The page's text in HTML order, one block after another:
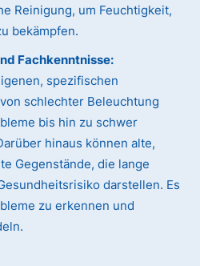
Reinigung, um Feuchtigkeit,
bekämpfen.
Fachkenntnisse:
spezifischen
schlechter Beleuchtung
bis hin zu schwer
hinaus können alte,
Gegenstände, die lange
darstellen. Es
zu erkennen und